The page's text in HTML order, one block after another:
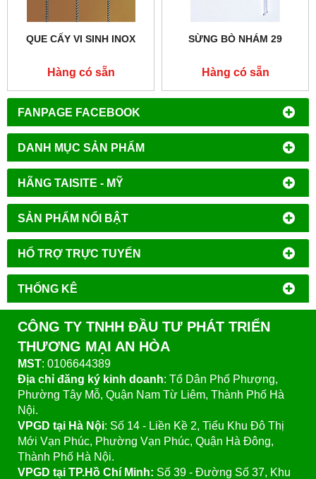
FANPAGE FACEBOOK
DANH MỤC SẢN PHẨM
HÃNG TAISITE - MỸ
SẢN PHẨM NỔI BẬT
HỔ TRỢ TRỰC TUYẾN
THỐNG KÊ
QUE CẤY VI SINH INOX
Hàng có sẵn
SỪNG BÒ NHÁM 29
Hàng có sẵn
CÔNG TY TNHH ĐẦU TƯ PHÁT TRIỂN
THƯƠNG MẠI AN HÒA
MST: 0106644389
Địa chỉ đăng ký kinh doanh: Tổ Dân Phố Phượng,
Phường Tây Mỗ, Quận Nam Từ Liêm, Thành Phố Hà
Nội.
VPGD tại Hà Nội: Số 14 - Liền Kề 2, Tiểu Khu Đô Thị
Mới Vạn Phúc, Phường Vạn Phúc, Quận Hà Đông,
Thành Phố Hà Nội.
VPGD tại TP.Hồ Chí Minh: Số 39 - Đường Số 37, Khu